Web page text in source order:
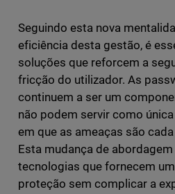
Seguindo esta nova
eficiência desta gestão, é
soluções que reforcem a
fricção do utilizador. As
continuem a ser um
não podem servir como
em que as ameaças são
Esta mudança de
tecnologias que fornecem
proteção sem complicar a